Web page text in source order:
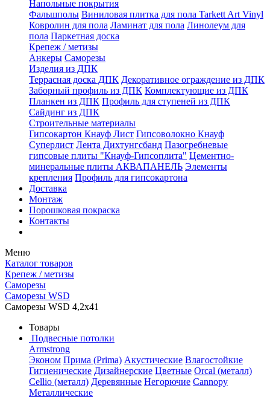
Напольные покрытия
Фальшполы Виниловая плитка для пола Tarkett Art Vinyl
Ковролин для пола Ламинат для пола Линолеум для
пола Паркетная доска
Крепеж / метизы
Анкеры Саморезы
Изделия из ДПК
Террасная доска ДПК Декоративное ограждение из ДПК
Заборный профиль из ДПК Комплектующие из ДПК
Планкен из ДПК Профиль для ступеней из ДПК
Сайдинг из ДПК
Строительные материалы
Гипсокартон Кнауф Лист Гипсоволокно Кнауф
Суперлист Лента Дихтунгсбанд Пазогребневые
гипсовые плиты "Кнауф-Гипсоплита" Цементно-
минеральные плиты АКВАПАНЕЛЬ Элементы
крепления Профиль для гипсокартона
Доставка
Монтаж
Порошковая покраска
Контакты
Меню
Каталог товаров
Крепеж / метизы
Саморезы
Саморезы WSD
Саморезы WSD 4,2х41
Товары
Подвесные потолки
Armstrong
Эконом Прима (Prima) Акустические Влагостойкие
Гигиенические Дизайнерские Цветные Orcal (металл)
Cellio (металл) Деревянные Негорючие Cannopy
Металлические